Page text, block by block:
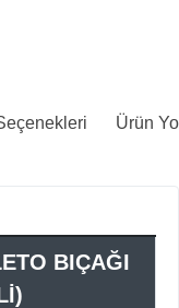
Ürün
BIÇAĞI